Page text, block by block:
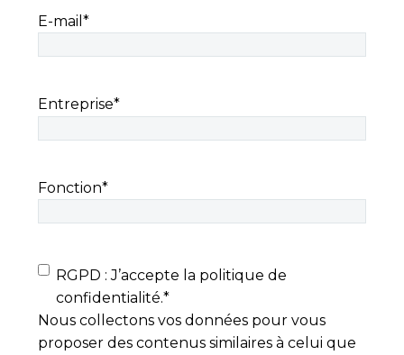
E-mail *
Entreprise*
Fonction*
RGPD*
RGPD : J’accepte la politique de
confidentialité.*
Nous collectons vos données pour vous
proposer des contenus similaires à celui que